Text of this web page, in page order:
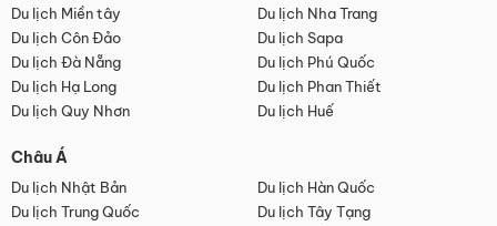
Du lịch Miền tây
Du lịch Nha Trang
Du lịch Côn Đảo
Du lịch Sapa
Du lịch Đà Nẵng
Du lịch Phú Quốc
Du lịch Hạ Long
Du lịch Phan Thiết
Du lịch Quy Nhơn
Du lịch Huế
Châu Á
Du lịch Nhật Bản
Du lịch Hàn Quốc
Du lịch Trung Quốc
Du lịch Tây Tạng